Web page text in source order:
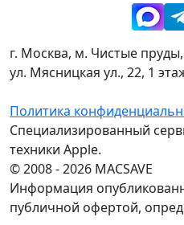
г. Москва, м. Чистые пруды,
ул. Мясницкая ул., 22, 1
Политика
Специализированный
техники Apple.
© 2008 - 2026 MACSAVE
Информация
публичной офертой,